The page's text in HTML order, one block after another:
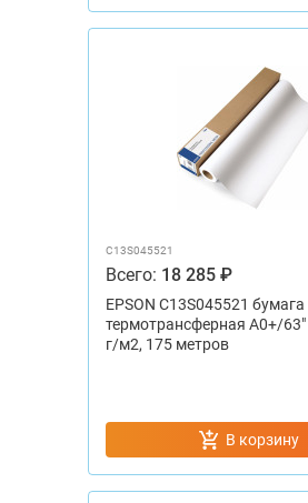
C13S045521
Всего: 18 285 ₽
EPSON C13S045521 бумага
термотрансферная А0+/
г/м2, 175 метров
В корзину